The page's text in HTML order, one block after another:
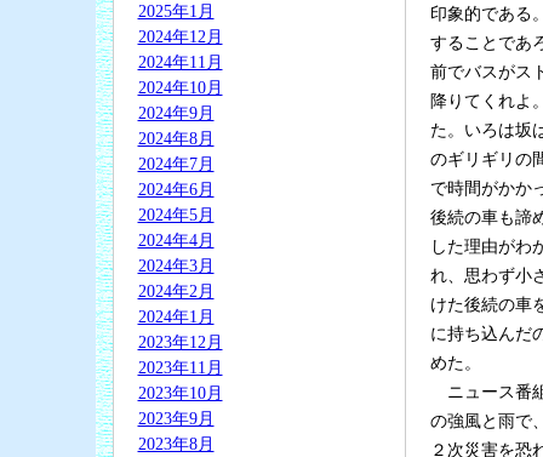
2025年1月
2024年12月
2024年11月
2024年10月
2024年9月
2024年8月
2024年7月
2024年6月
2024年5月
2024年4月
2024年3月
2024年2月
2024年1月
2023年12月
2023年11月
2023年10月
2023年9月
2023年8月
印象的である
することであ
前でバスがス
降りてくれよ
た。いろは坂
のギリギリの
で時間がかか
後続の車も諦
した理由がわ
れ、思わず小
けた後続の車
に持ち込んだ
めた。
ニュース番
の強風と雨で
２次災害を恐